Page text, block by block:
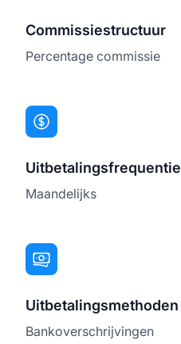
Commissiestructuur
Percentage commissie
Uitbetalingsfrequentie
Maandelijks
Uitbetalingsmethoden
Bankoverschrijvingen